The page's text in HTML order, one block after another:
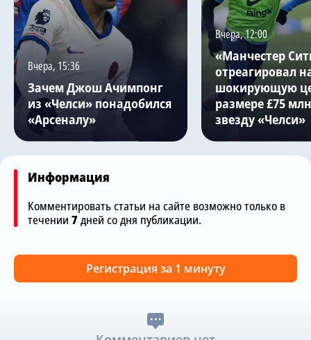
Вчера, 15:36
Зачем Джош Ачимпонг
из «Челси» понадобился
«Арсеналу»
Вчера, 12:00
«Манчестер
отреагировал
шокирующую
размере £75
звезду «Челси»
Информация
Комментировать статьи на сайте возможно только в
течении 7дней со дня публикации.
Регистрация за 1 минуту